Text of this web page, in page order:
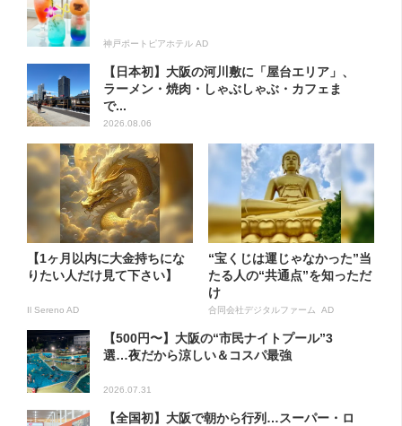
神戸ポートピアホテル AD
【日本初】大阪の河川敷に「屋台エリア」、
ラーメン・焼肉・しゃぶしゃぶ・カフェま
で...
2026.08.06
【1ヶ月以内に大金持ちにな
りたい人だけ見て下さい】
Il Sereno AD
“宝くじは運じゃなかった”当
たる人の“共通点”を知っただ
け
合同会社デジタルファーム AD
【500円〜】大阪の“市民ナイトプール”3
選…夜だから涼しい＆コスパ最強
2026.07.31
【全国初】大阪で朝から行列…スーパー・ロ